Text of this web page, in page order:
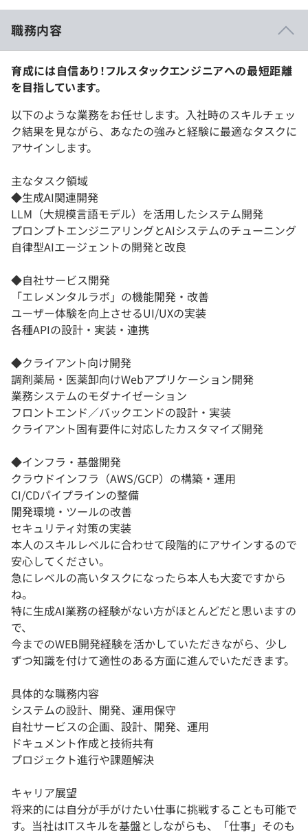
職務内容
育成には自信あり！フルスタックエンジニアへの最短距離
を目指しています。
以下のような業務をお任せします。入社時のスキルチェッ
ク結果を見ながら、あなたの強みと経験に最適なタスクに
アサインします。
主なタスク領域
◆生成AI関連開発
LLM（大規模言語モデル）を活用したシステム開発
プロンプトエンジニアリングとAIシステムのチューニング
自律型AIエージェントの開発と改良
◆自社サービス開発
「エレメンタルラボ」の機能開発・改善
ユーザー体験を向上させるUI/UXの実装
各種APIの設計・実装・連携
◆クライアント向け開発
調剤薬局・医薬卸向けWebアプリケーション開発
業務システムのモダナイゼーション
フロントエンド／バックエンドの設計・実装
クライアント固有要件に対応したカスタマイズ開発
◆インフラ・基盤開発
クラウドインフラ（AWS/GCP）の構築・運用
CI/CDパイプラインの整備
開発環境・ツールの改善
セキュリティ対策の実装
本人のスキルレベルに合わせて段階的にアサインするので
安心してください。
急にレベルの高いタスクになったら本人も大変ですから
ね。
特に生成AI業務の経験がない方がほとんどだと思いますの
で、
今までのWEB開発経験を活かしていただきながら、少し
ずつ知識を付けて適性のある方面に進んでいただきます。
具体的な職務内容
システムの設計、開発、運用保守
自社サービスの企画、設計、開発、運用
ドキュメント作成と技術共有
プロジェクト進行や課題解決
キャリア展望
将来的には自分が手がけたい仕事に挑戦することも可能で
す。当社はITスキルを基盤としながらも、「仕事」そのも